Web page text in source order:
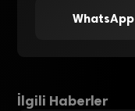
WhatsApp
İlgili Haberler